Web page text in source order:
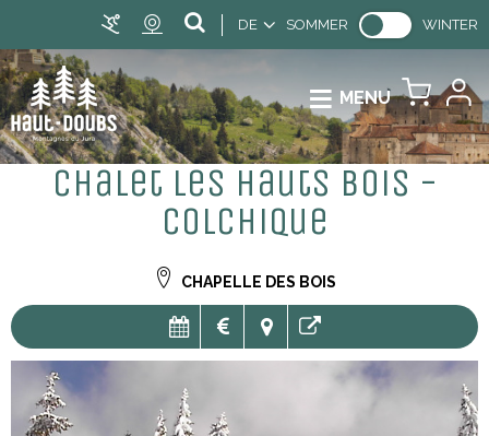
DE SOMMER WINTER
MENU
Chalet Les Hauts Bois -
Colchique
CHAPELLE DES BOIS